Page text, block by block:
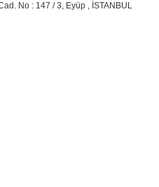
No : 147 / 3, Eyüp , İSTANBUL